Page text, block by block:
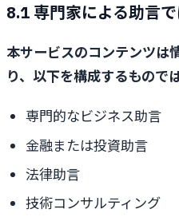
8.1 専門家による助言
本サービスのコンテンツは
り、以下を構成するもので
専門的なビジネス助言
金融または投資助言
法律助言
技術コンサルティング